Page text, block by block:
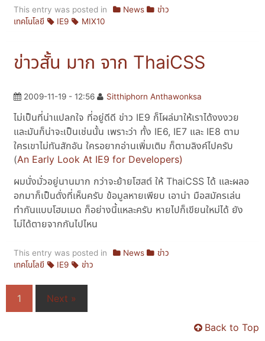
This entry was posted in News
ข่าว
เทคโนโลยี
IE9 MIX10
ข่าวสั้น มาก จาก ThaiCSS
2009-11-19 - 12:56 Sitthiphorn Anthawonksa
ไม่เป็นที่น่าแปลกใจ ที่อยู่ดีดี ข่าว IE9 ก็โผล่มาให้เราได้งงงวย
และมันก็น่าจะเป็นเช่นนั้น เพราะว่า ทั้ง IE6, IE7 และ IE8 ตาม
ใครเขาไม่ทันสักอัน ใครอยากอ่านเพิ่มเติม ก็ตามลิงค์ไปครับ
(An Early Look At IE9 for Developers)
ผมนั่งมั่วอยู่นานมาก กว่าจะย้ายโฮสต์ ให้ ThaiCSS ได้ และผลอ
อกมาก็เป็นดั่งที่เห็นครับ ข้อมูลหายเพียบ เอาน่า มือสมัครเล่น
ทำกันแบบโฮมเมด ก็อย่างนี้แหละครับ หายไปก็เขียนใหม่ได้ ยัง
ไม่ได้ตายจากกันไปไหน
This entry was posted in News
ข่าว
เทคโนโลยี
IE9 ข่าว
1 Next »
Back to Top